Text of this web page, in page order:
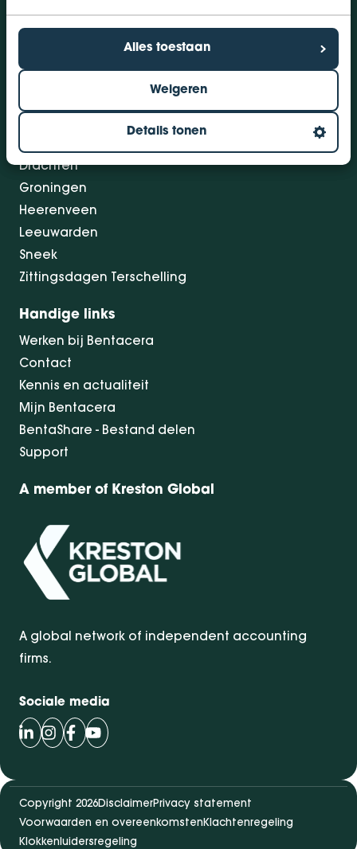
Alles toestaan
Weigeren
Details tonen
Financieringen
InSight - Inhouse Business Control
Bolsward
Drachten
Groningen
Heerenveen
Leeuwarden
Sneek
Zittingsdagen Terschelling
Handige links
Werken bij Bentacera
Contact
Kennis en actualiteit
Mijn Bentacera
BentaShare - Bestand delen
Support
A member of Kreston Global
A global network of independent accounting
firms.
Sociale media
Volg Bentacera op LinkedIn
Volg Bentacera op Instagram
Volg Bentacera op Facebook
Volg Bentacera op Youtube
Copyright 2026DisclaimerPrivacy statement
Voorwaarden en overeenkomstenKlachtenregeling
Klokkenluidersregeling